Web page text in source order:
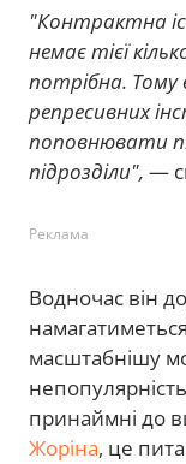
"Контрактна
немає тієї
потрібна. Тому
репресивних
поповнювати
підрозділи", —
Реклама
Водночас він
масштабнішу
принаймні до
Жоріна, це